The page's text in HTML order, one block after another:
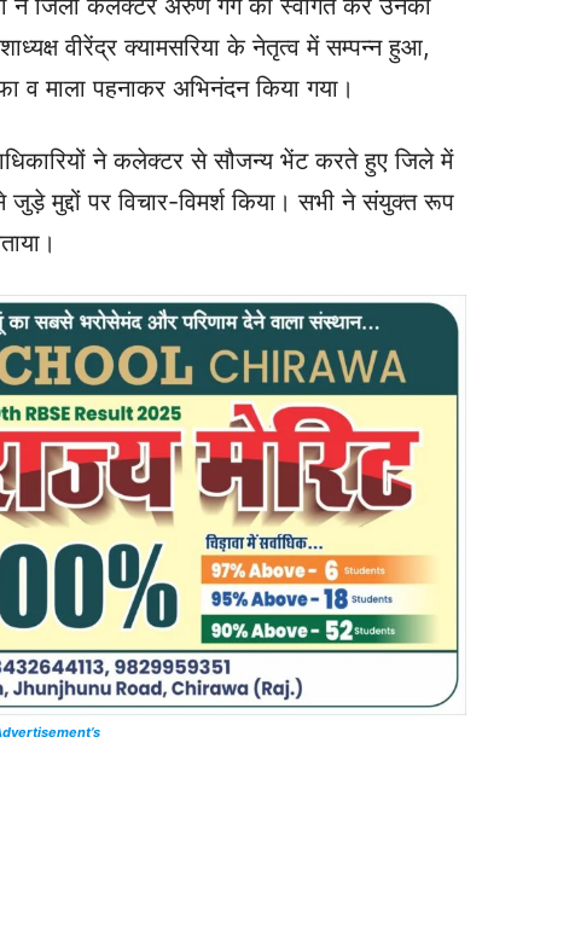
वीरेंद्र क्यामसरिया के नेतृत्व में सम्पन्न हुआ,
माला पहनाकर अभिनंदन किया गया।
ने कलेक्टर से सौजन्य भेंट करते हुए जिले में
मुद्दों पर विचार-विमर्श किया। सभी ने संयुक्त रूप